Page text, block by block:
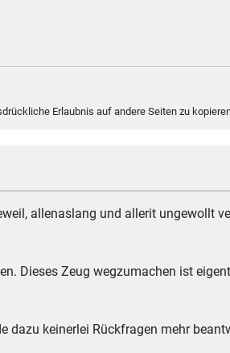
Erlaubnis auf andere Seiten zu
allenaslang und allerit ungewollt
Dieses Zeug wegzumachen ist
dazu keinerlei Rückfragen mehr